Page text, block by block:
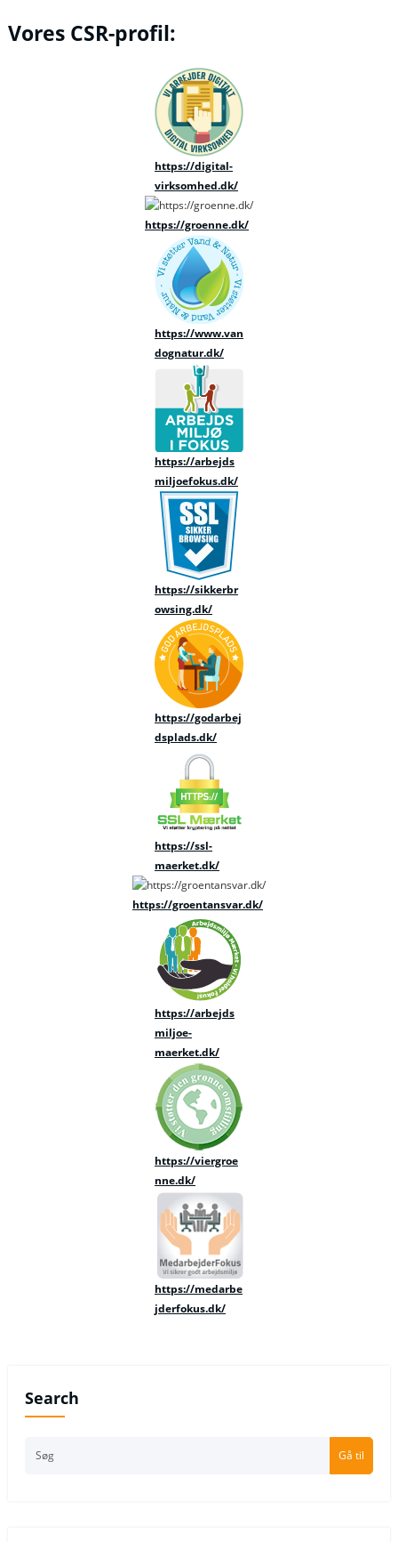
Vores CSR-profil:
https://digital-
virksomhed.dk/
https://groenne.dk/
https://www.van
dognatur.dk/
https://arbejds
miljoefokus.dk/
https://sikkerbr
owsing.dk/
https://godarbej
dsplads.dk/
https://ssl-
maerket.dk/
https://groentansvar.dk/
https://arbejds
miljoe-
maerket.dk/
https://viergroe
nne.dk/
https://medarbe
jderfokus.dk/
Search
Gå til